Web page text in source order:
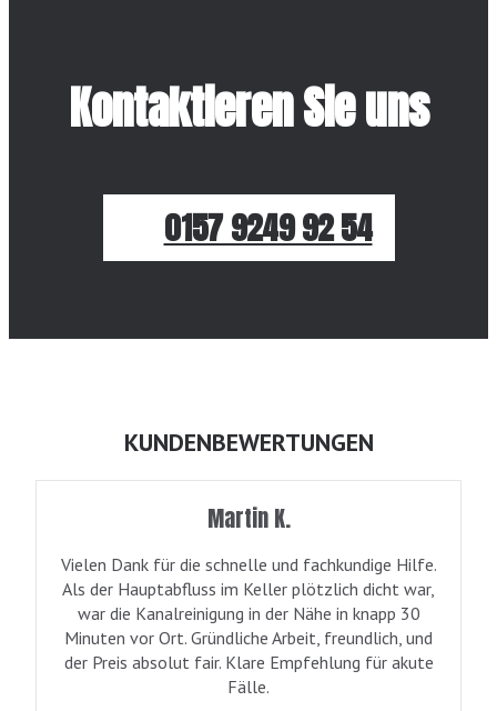
Kontaktieren Sie uns
0157 9249 92 54
KUNDENBEWERTUNGEN
Martin K.
Vielen Dank für die schnelle und fachkundige Hilfe.
Als der Hauptabfluss im Keller plötzlich dicht war,
war die Kanalreinigung in der Nähe in knapp 30
Minuten vor Ort. Gründliche Arbeit, freundlich, und
der Preis absolut fair. Klare Empfehlung für akute
Fälle.